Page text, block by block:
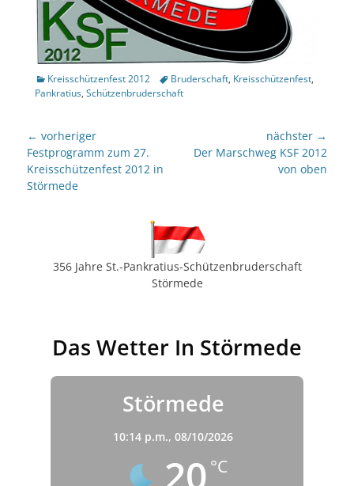
Kategorien
Kreisschützenfest 2012 TagsBruderschaft, Kreisschützenfest,
Pankratius, Schützenbruderschaft
Beitragsnavigation
← vorheriger
Vorheriger
Beitrag:
Festprogramm zum 27.
Kreisschützenfest 2012 in
Störmede
nächster →
nächster
Der Marschweg KSF 2012
von oben
356 Jahre St.-Pankratius-Schützenbruderschaft
Störmede
Das Wetter In Störmede
Störmede
10:14 p.m., 08/10/2026
20 °C